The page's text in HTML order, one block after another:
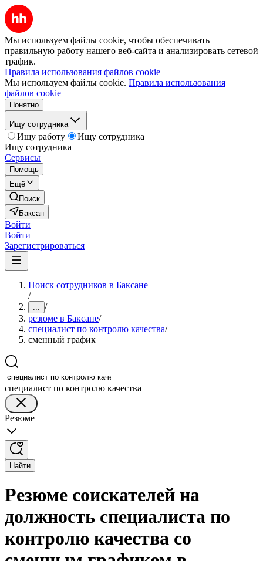
Мы используем файлы cookie, чтобы обеспечивать
правильную работу нашего веб-сайта и анализировать сетевой
трафик.
Правила использования файлов cookie
Мы используем файлы cookie. Правила использования
файлов cookie
Понятно
Ищу сотрудника
Ищу работу
Ищу сотрудника
Ищу сотрудника
Сервисы
Помощь
Ещё
Поиск
Баксан
Войти
Войти
Зарегистрироваться
Поиск сотрудников в Баксане
/
... /
резюме в Баксане/
специалист по контролю качества/
сменный график
специалист по контролю качества
Резюме
Найти
Резюме соискателей на
должность специалиста по
контролю качества со